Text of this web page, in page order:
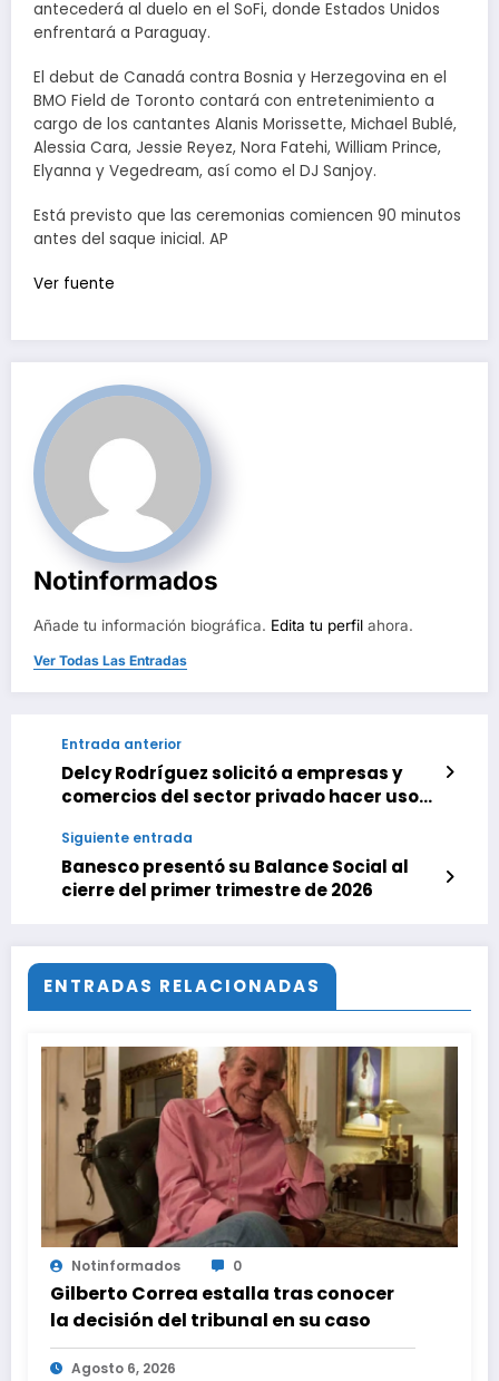
antecederá al duelo en el SoFi, donde Estados Unidos
enfrentará a Paraguay.
El debut de Canadá contra Bosnia y Herzegovina en el
BMO Field de Toronto contará con entretenimiento a
cargo de los cantantes Alanis Morissette, Michael Bublé,
Alessia Cara, Jessie Reyez, Nora Fatehi, William Prince,
Elyanna y Vegedream, así como el DJ Sanjoy.
Está previsto que las ceremonias comiencen 90 minutos
antes del saque inicial. AP
Ver fuente
Notinformados
Añade tu información biográfica. Edita tu perfil ahora.
Ver Todas Las Entradas
Entrada anterior
Delcy Rodríguez solicitó a empresas y
comercios del sector privado hacer uso
Siguiente entrada
Banesco presentó su Balance Social al
cierre del primer trimestre de 2026
ENTRADAS RELACIONADAS
Notinformados 0
Gilberto Correa estalla tras conocer
la decisión del tribunal en su caso
Agosto 6, 2026